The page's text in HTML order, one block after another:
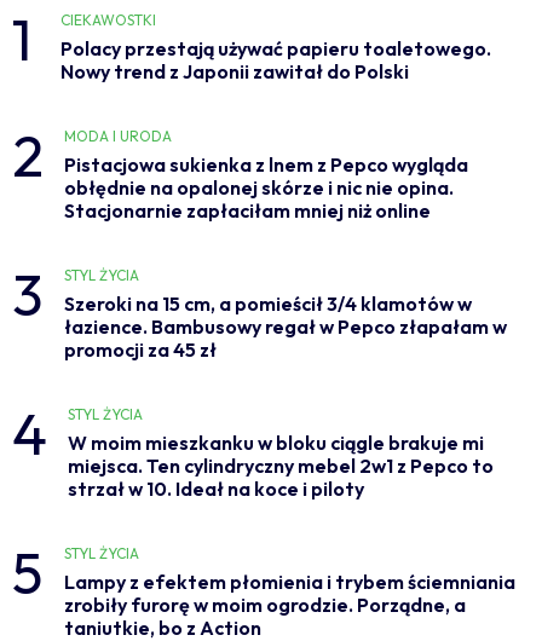
1 CIEKAWOSTKI
Polacy przestają używać papieru toaletowego.
Nowy trend z Japonii zawitał do Polski
2 MODA I URODA
Pistacjowa sukienka z lnem z Pepco wygląda
obłędnie na opalonej skórze i nic nie opina.
Stacjonarnie zapłaciłam mniej niż online
3 STYL ŻYCIA
Szeroki na 15 cm, a pomieścił 3/4 klamotów w
łazience. Bambusowy regał w Pepco złapałam w
promocji za 45 zł
4 STYL ŻYCIA
W moim mieszkanku w bloku ciągle brakuje mi
miejsca. Ten cylindryczny mebel 2w1 z Pepco to
strzał w 10. Ideał na koce i piloty
5 STYL ŻYCIA
Lampy z efektem płomienia i trybem ściemniania
zrobiły furorę w moim ogrodzie. Porządne, a
taniutkie, bo z Action